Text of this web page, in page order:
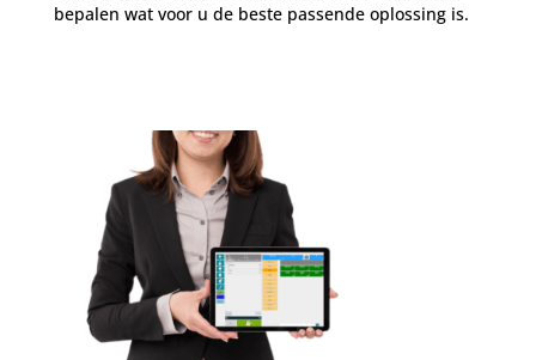
bepalen wat voor u de beste passende oplossing is.